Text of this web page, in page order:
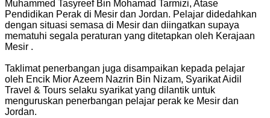
Muhammed Tasyreef Bin Mohamad Tarmizi, Atase
Pendidikan Perak di Mesir dan Jordan. Pelajar didedahkan
dengan situasi semasa di Mesir dan diingatkan supaya
mematuhi segala peraturan yang ditetapkan oleh Kerajaan
Mesir .
Taklimat penerbangan juga disampaikan kepada pelajar
oleh Encik Mior Azeem Nazrin Bin Nizam, Syarikat Aidil
Travel & Tours selaku syarikat yang dilantik untuk
menguruskan penerbangan pelajar perak ke Mesir dan
Jordan.